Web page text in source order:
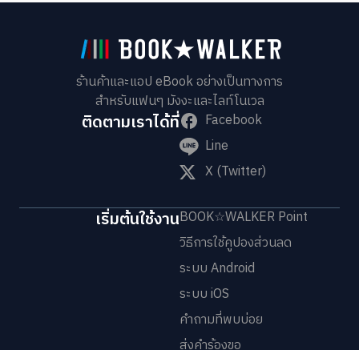
ร้านค้าและแอป eBook อย่างเป็นทางการ
สำหรับแฟนๆ มังงะและไลท์โนเวล
ติดตามเราได้ที่
Facebook
Line
X (Twitter)
เริ่มต้นใช้งานBOOK☆WALKER Point
วิธีการใช้คูปองส่วนลด
ระบบ Android
ระบบ iOS
คำถามที่พบบ่อย
ส่งคำร้องขอ